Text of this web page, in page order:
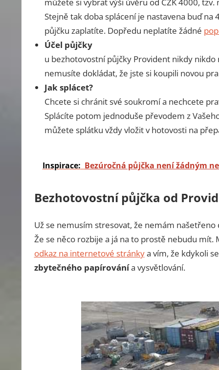
můžete si vybrat výši úvěru od CZK 4000,
Stejně tak doba splácení je nastavena buď
půjčku zaplatíte. Dopředu neplatíte žádné
Účel půjčky
u bezhotovostní půjčky Provident nikdy
nemusíte dokládat, že jste si koupili novou
Jak splácet?
Chcete si chránit své soukromí a nechcete
Splácíte potom jednoduše převodem z
můžete splátku vždy vložit v hotovosti na
Inspirace: Bezúročná půjčka není žádným
Bezhotovostní půjčka od
Už se nemusím stresovat, že nemám
Že se něco rozbije a já na to prostě nebudu
odkaz na internetové stránkya vím, že kdykoli
zbytečného papírovánía vysvětlování.